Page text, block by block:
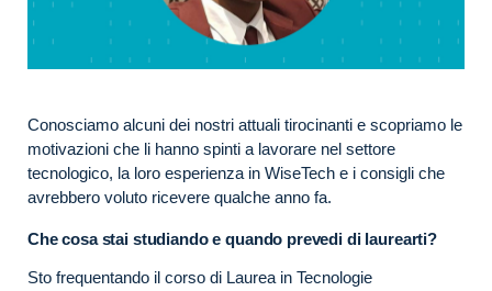
Conosciamo alcuni dei nostri attuali tirocinanti e scopriamo le
motivazioni che li hanno spinti a lavorare nel settore
tecnologico, la loro esperienza in WiseTech e i consigli che
avrebbero voluto ricevere qualche anno fa.
Che cosa stai studiando e quando prevedi di laurearti?
Sto frequentando il corso di Laurea in Tecnologie